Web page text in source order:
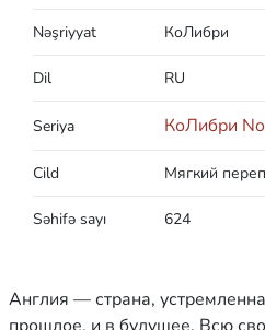
Nəşriyyat КоЛибри
Dil RU
Seriya КоЛибри
Cild Мягкий
Səhifə sayı 624
Англия — страна,